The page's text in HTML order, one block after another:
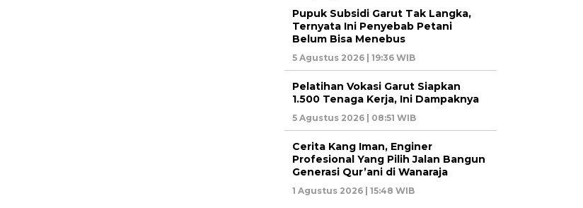
Pupuk Subsidi Garut Tak Langka,
Ternyata Ini Penyebab Petani
Belum Bisa Menebus
5 Agustus 2026 | 19:36 WIB
Pelatihan Vokasi Garut Siapkan
1.500 Tenaga Kerja, Ini Dampaknya
5 Agustus 2026 | 08:51 WIB
Cerita Kang Iman, Enginer
Profesional Yang Pilih Jalan Bangun
Generasi Qur’ani di Wanaraja
1 Agustus 2026 | 15:48 WIB